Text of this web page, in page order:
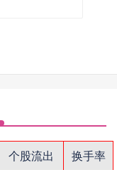
个股流出
换手率